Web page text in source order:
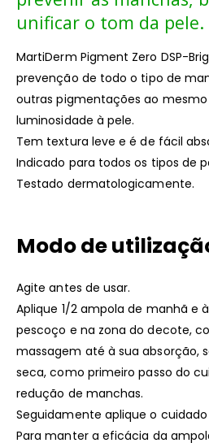
unificar o tom da pele.
MartiDerm Pigment Zero DSP-
prevenção de todo o tipo de
outras pigmentações ao
luminosidade à pele.
Tem textura leve e é de fácil
Indicado para todos os tipos de
Testado dermatologicamente.
Modo de
Agite antes de usar.
Aplique 1/2 ampola de manhã e
pescoço e na zona do decote,
massagem até à sua absorção,
seca, como primeiro passo do
redução de manchas.
Seguidamente aplique o
Para manter a eficácia da